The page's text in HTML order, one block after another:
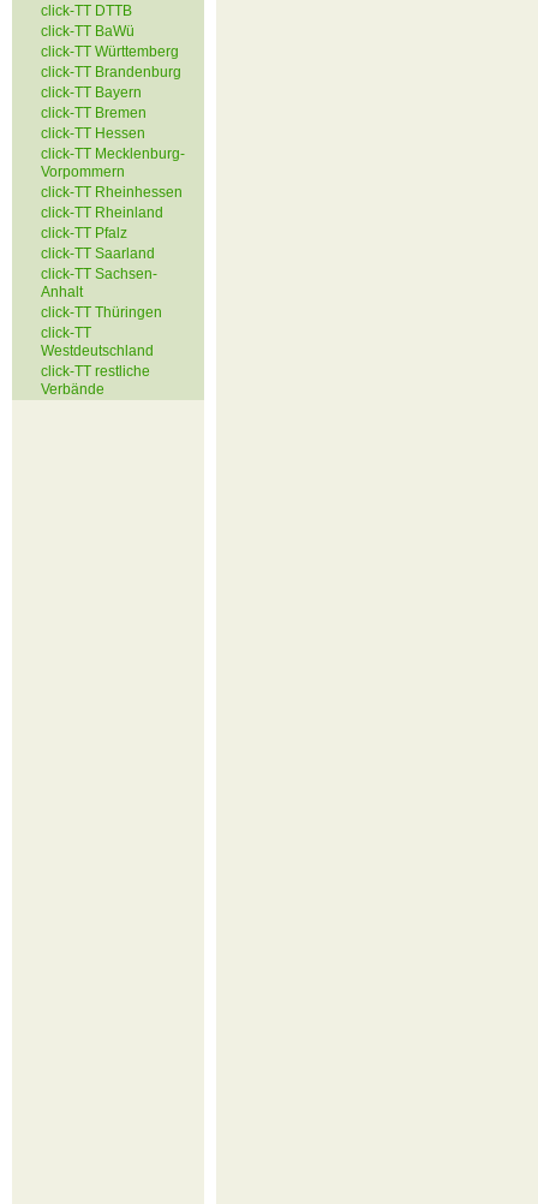
click-TT DTTB
click-TT BaWü
click-TT Württemberg
click-TT Brandenburg
click-TT Bayern
click-TT Bremen
click-TT Hessen
click-TT Mecklenburg-
Vorpommern
click-TT Rheinhessen
click-TT Rheinland
click-TT Pfalz
click-TT Saarland
click-TT Sachsen-
Anhalt
click-TT Thüringen
click-TT
Westdeutschland
click-TT restliche
Verbände